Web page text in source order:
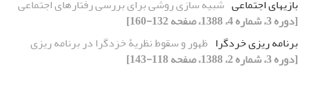
بازیهای اجتماعی شبیه سازی روشی برای بررسی رفتارهای اجتماعی
[دوره 3، شماره 4، 1388، صفحه 132-160]
برنامه ریزی خردگرا ظهور و سقوط نظریۀ خرَدگرا در برنامه ریزی
[دوره 3، شماره 2، 1388، صفحه 118-143]